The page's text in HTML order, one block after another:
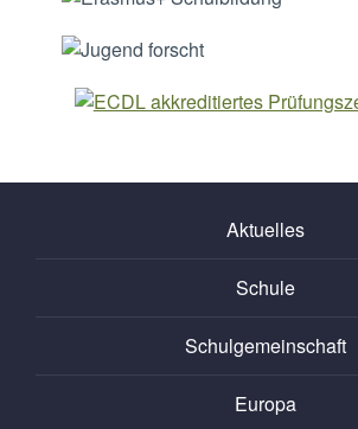
Aktuelles
Schule
Schulgemeinschaft
Europa